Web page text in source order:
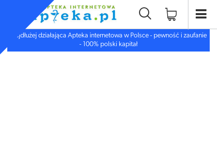
Najdłużej działająca Apteka internetowa w Polsce - pewność i zaufanie
- 100% polski kapitał